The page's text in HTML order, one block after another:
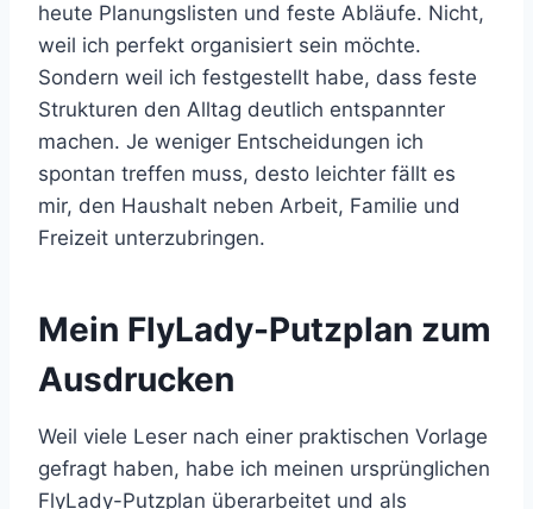
heute Planungslisten und feste Abläufe. Nicht,
weil ich perfekt organisiert sein möchte.
Sondern weil ich festgestellt habe, dass feste
Strukturen den Alltag deutlich entspannter
machen. Je weniger Entscheidungen ich
spontan treffen muss, desto leichter fällt es
mir, den Haushalt neben Arbeit, Familie und
Freizeit unterzubringen.
Mein FlyLady-Putzplan zum
Ausdrucken
Weil viele Leser nach einer praktischen Vorlage
gefragt haben, habe ich meinen ursprünglichen
FlyLady-Putzplan überarbeitet und als